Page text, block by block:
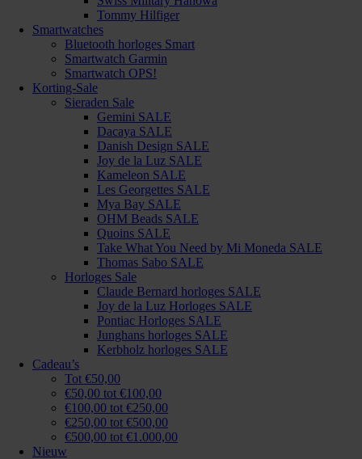
Tommy Hilfiger
Smartwatches
Bluetooth horloges Smart
Smartwatch Garmin
Smartwatch OPS!
Korting-Sale
Sieraden Sale
Gemini SALE
Dacaya SALE
Danish Design SALE
Joy de la Luz SALE
Kameleon SALE
Les Georgettes SALE
Mya Bay SALE
OHM Beads SALE
Quoins SALE
Take What You Need by Mi Moneda SALE
Thomas Sabo SALE
Horloges Sale
Claude Bernard horloges SALE
Joy de la Luz Horloges SALE
Pontiac Horloges SALE
Junghans horloges SALE
Kerbholz horloges SALE
Cadeau’s
Tot €50,00
€50,00 tot €100,00
€100,00 tot €250,00
€250,00 tot €500,00
€500,00 tot €1.000,00
Nieuw